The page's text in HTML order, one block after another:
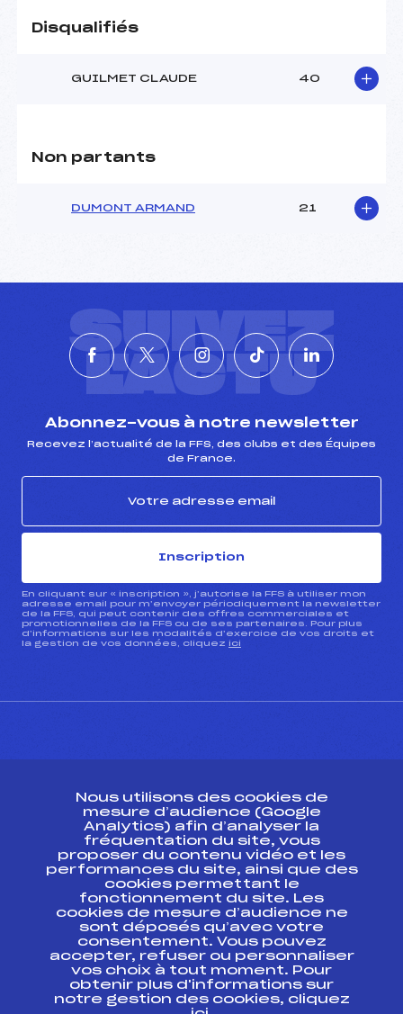
Disqualifiés
GUILMET CLAUDE 40
Non partants
DUMONT ARMAND 21
SUIVEZ
L'ACTU
Abonnez-vous à notre newsletter
Recevez l’actualité de la FFS, des clubs et des Équipes
de France.
Inscription
En cliquant sur « inscription », j’autorise la FFS à utiliser mon
adresse email pour m’envoyer périodiquement la newsletter
de la FFS, qui peut contenir des offres commerciales et
promotionnelles de la FFS ou de ses partenaires. Pour plus
d’informations sur les modalités d’exercice de vos droits et
la gestion de vos données, cliquez ici
Ressources
Pass’Neige
Projet sportif fédéral
Projet de performance fédéral
Antidopage
Pôle Développement, Formation, Suivi
Scientifique
Listes ministérielles
Pôle vie de l’athlète
Nous utilisons des cookies de
mesure d’audience (Google
Analytics) afin d’analyser la
fréquentation du site, vous
proposer du contenu vidéo et les
performances du site, ainsi que des
cookies permettant le
fonctionnement du site. Les
cookies de mesure d’audience ne
sont déposés qu’avec votre
consentement. Vous pouvez
accepter, refuser ou personnaliser
vos choix à tout moment. Pour
obtenir plus d'informations sur
notre gestion des cookies, cliquez